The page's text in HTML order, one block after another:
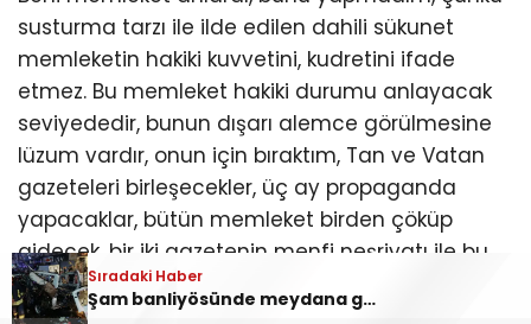
susturma tarzı ile ilde edilen dahili sükunet
memleketin hakiki kuvvetini, kudretini ifade
etmez. Bu memleket hakiki durumu anlayacak
seviyededir, bunun dışarı alemce görülmesine
lüzum vardır, onun için bıraktım, Tan ve Vatan
gazeteleri birleşecekler, üç ay propaganda
yapacaklar, bütün memleket birden çöküp
gidecek, bir iki gazetenin menfi neşriyatı ile bu
memleket birkaç ay içerisinde çökecekse, böyle
çerden çöpten bir milleti yaşatmak ve ayakta
Sıradaki Haber
Şam banliyösünde meydana gelen patlamada en az 2 kişi öldü!